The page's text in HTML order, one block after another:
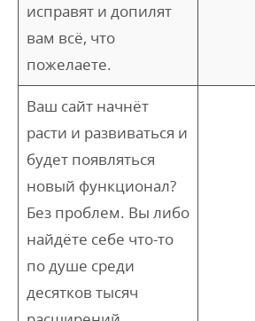
исправят и допилят
вам всё, что
пожелаете.
Ваш сайт начнёт
расти и развиваться и
будет появляться
новый функционал?
Без проблем. Вы либо
найдёте себе что-то
по душе среди
десятков тысяч